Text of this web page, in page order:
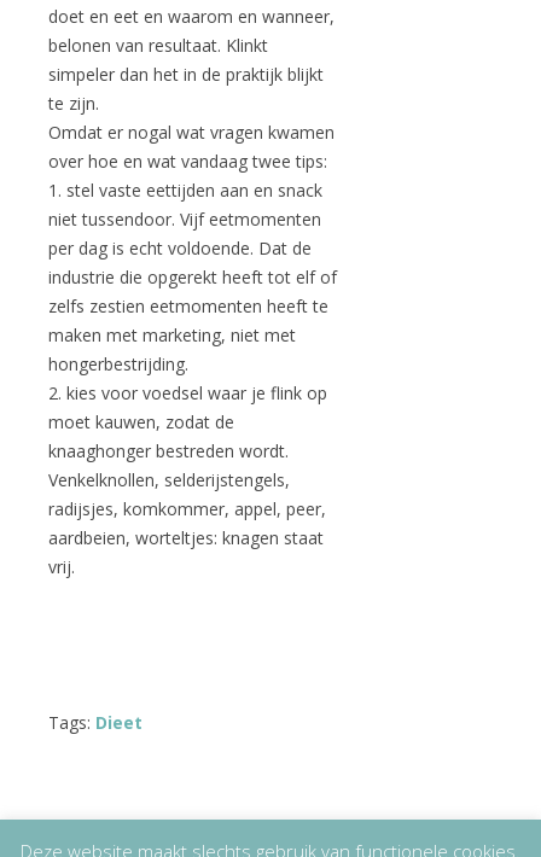
doet en eet en waarom en wanneer,
belonen van resultaat. Klinkt
simpeler dan het in de praktijk blijkt
te zijn.
Omdat er nogal wat vragen kwamen
over hoe en wat vandaag twee tips:
1. stel vaste eettijden aan en snack
niet tussendoor. Vijf eetmomenten
per dag is echt voldoende. Dat de
industrie die opgerekt heeft tot elf of
zelfs zestien eetmomenten heeft te
maken met marketing, niet met
hongerbestrijding.
2. kies voor voedsel waar je flink op
moet kauwen, zodat de
knaaghonger bestreden wordt.
Venkelknollen, selderijstengels,
radijsjes, komkommer, appel, peer,
aardbeien, worteltjes: knagen staat
vrij.
Tags: Dieet
Deze website maakt slechts gebruik van functionele cookies.